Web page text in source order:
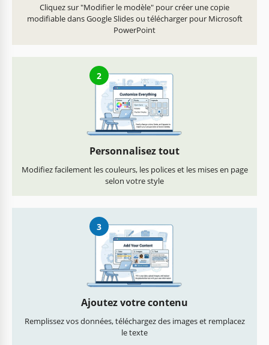
Cliquez sur "Modifier le modèle" pour créer une copie
modifiable dans Google Slides ou télécharger pour Microsoft
PowerPoint
2
Personnalisez tout
Modifiez facilement les couleurs, les polices et les mises en page
selon votre style
3
Ajoutez votre contenu
Remplissez vos données, téléchargez des images et remplacez
le texte